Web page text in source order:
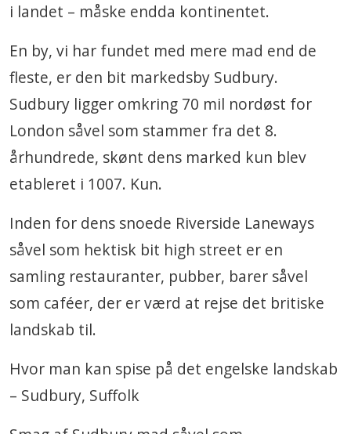
i landet – måske endda kontinentet.
En by, vi har fundet med mere mad end de
fleste, er den bit markedsby Sudbury.
Sudbury ligger omkring 70 mil nordøst for
London såvel som stammer fra det 8.
århundrede, skønt dens marked kun blev
etableret i 1007. Kun.
Inden for dens snoede Riverside Laneways
såvel som hektisk bit high street er en
samling restauranter, pubber, barer såvel
som caféer, der er værd at rejse det britiske
landskab til.
Hvor man kan spise på det engelske landskab
– Sudbury, Suffolk